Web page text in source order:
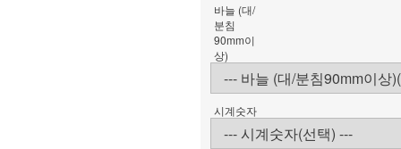
바늘 (대/
분침
90mm이
상)
시계숫자